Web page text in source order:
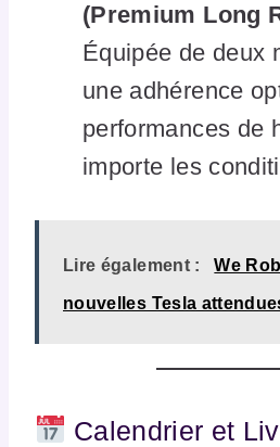
(Premium Long
Équipée de deux
une adhérence
performances de
importe les
Lire également : We
nouvelles Tesla
Calendrier et